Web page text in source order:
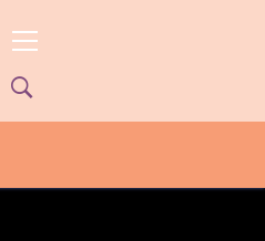
principal
PYPNEWS –